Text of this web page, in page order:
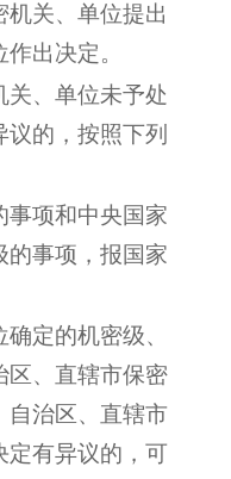
关、单位提出
出决定。
关、单位未予处
的，按照下列
事项和中央国家
的事项，报国家
确定的机密级、
区、直辖市保密
自治区、直辖市
定有异议的，可